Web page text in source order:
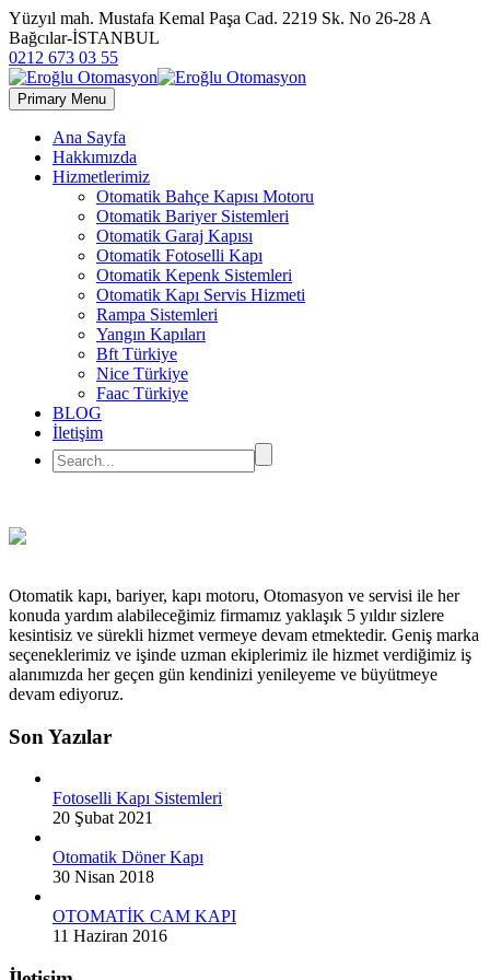
Yüzyıl mah. Mustafa Kemal Paşa Cad. 2219 Sk. No 26-28 A
Bağcılar-İSTANBUL
0212 673 03 55
Primary Menu
Ana Sayfa
Hakkımızda
Hizmetlerimiz
Otomatik Bahçe Kapısı Motoru
Otomatik Bariyer Sistemleri
Otomatik Garaj Kapısı
Otomatik Fotoselli Kapı
Otomatik Kepenk Sistemleri
Otomatik Kapı Servis Hizmeti
Rampa Sistemleri
Yangın Kapıları
Bft Türkiye
Nice Türkiye
Faac Türkiye
BLOG
İletişim
Otomatik kapı, bariyer, kapı motoru, Otomasyon ve servisi ile her
konuda yardım alabileceğimiz firmamız yaklaşık 5 yıldır sizlere
kesintisiz ve sürekli hizmet vermeye devam etmektedir. Geniş marka
seçeneklerimiz ve işinde uzman ekiplerimiz ile hizmet verdiğimiz iş
alanımızda her geçen gün kendinizi yenileyeme ve büyütmeye
devam ediyoruz.
Son Yazılar
Fotoselli Kapı Sistemleri
20 Şubat 2021
Otomatik Döner Kapı
30 Nisan 2018
OTOMATİK CAM KAPI
11 Haziran 2016